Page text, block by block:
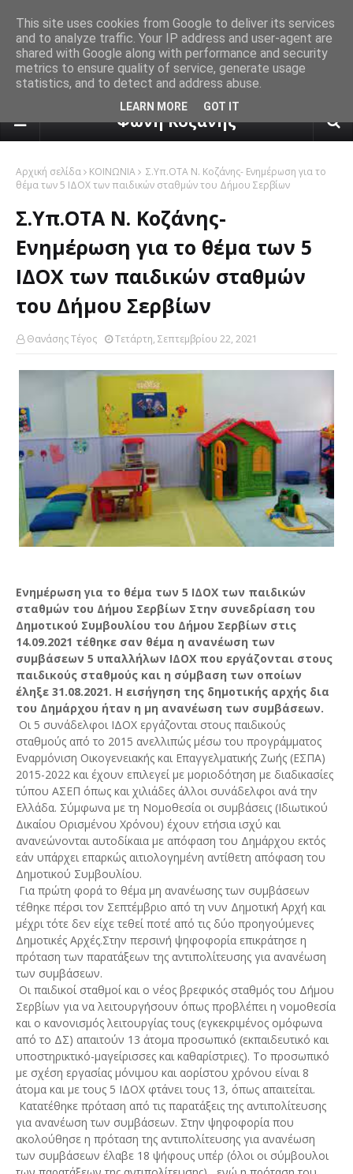
πρόγνωση καιρού από το
Φωνή Κοζάνης
Αρχική σελίδα ΚΟΙΝΩΝΙΑ
Σ.Υπ.ΟΤΑ Ν. Κοζάνης- Ενημέρωση για το
θέμα των 5 ΙΔΟΧ των παιδικών σταθμών του Δήμου Σερβίων
Σ.Υπ.ΟΤΑ Ν. Κοζάνης-
Ενημέρωση για το θέμα των 5
ΙΔΟΧ των παιδικών σταθμών
του Δήμου Σερβίων
Θανάσης Τέγος Τετάρτη, Σεπτεμβρίου 22, 2021
Ενημέρωση για το θέμα των 5 ΙΔΟΧ των παιδικών
σταθμών του Δήμου Σερβίων Στην συνεδρίαση του
Δημοτικού Συμβουλίου του Δήμου Σερβίων στις
14.09.2021 τέθηκε σαν θέμα η ανανέωση των
συμβάσεων 5 υπαλλήλων ΙΔΟΧ που εργάζονται στους
παιδικούς σταθμούς και η σύμβαση των οποίων
έληξε 31.08.2021. Η εισήγηση της δημοτικής αρχής δια
του Δημάρχου ήταν η μη ανανέωση των συμβάσεων.
Οι 5 συνάδελφοι ΙΔΟΧ εργάζονται στους παιδικούς
σταθμούς από το 2015 ανελλιπώς μέσω του προγράμματος
Εναρμόνιση Οικογενειακής και Επαγγελματικής Ζωής (ΕΣΠΑ)
2015-2022 και έχουν επιλεγεί με μοριοδότηση με διαδικασίες
τύπου ΑΣΕΠ όπως και χιλιάδες άλλοι συνάδελφοι ανά την
Ελλάδα. Σύμφωνα με τη Νομοθεσία οι συμβάσεις (Ιδιωτικού
Δικαίου Ορισμένου Χρόνου) έχουν ετήσια ισχύ και
ανανεώνονται αυτοδίκαια με απόφαση του Δημάρχου εκτός
εάν υπάρχει επαρκώς αιτιολογημένη αντίθετη απόφαση του
Δημοτικού Συμβουλίου.
Για πρώτη φορά το θέμα μη ανανέωσης των συμβάσεων
τέθηκε πέρσι τον Σεπτέμβριο από τη νυν Δημοτική Αρχή και
μέχρι τότε δεν είχε τεθεί ποτέ από τις δύο προηγούμενες
Δημοτικές Αρχές.Στην περσινή ψηφοφορία επικράτησε η
πρόταση των παρατάξεων της αντιπολίτευσης για ανανέωση
των συμβάσεων.
Οι παιδικοί σταθμοί και ο νέος βρεφικός σταθμός του Δήμου
Σερβίων για να λειτουργήσουν όπως προβλέπει η νομοθεσία
και ο κανονισμός λειτουργίας τους (εγκεκριμένος ομόφωνα
από το ΔΣ) απαιτούν 13 άτομα προσωπικό (εκπαιδευτικό και
υποστηρικτικό-μαγείρισσες και καθαρίστριες). Το προσωπικό
με σχέση εργασίας μόνιμου και αορίστου χρόνου είναι 8
άτομα και με τους 5 ΙΔΟΧ φτάνει τους 13, όπως απαιτείται.
Κατατέθηκε πρόταση από τις παρατάξεις της αντιπολίτευσης
για ανανέωση των συμβάσεων. Στην ψηφοφορία που
ακολούθησε η πρόταση της αντιπολίτευσης για ανανέωση
των συμβάσεων έλαβε 18 ψήφους υπέρ (όλοι οι σύμβουλοι
This site uses cookies from Google to deliver its services
and to analyze traffic. Your IP address and user-agent are
shared with Google along with performance and security
metrics to ensure quality of service, generate usage
statistics, and to detect and address abuse.
LEARN MORE GOT IT